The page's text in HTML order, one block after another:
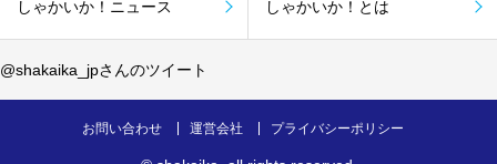
しゃかいか！ニュース しゃかいか！とは
@shakaika_jpさんのツイート
お問い合わせ 運営会社 プライバシーポリシー